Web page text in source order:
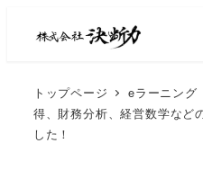
トップページ eラーニング
得、財務分析、経営数学など
した！